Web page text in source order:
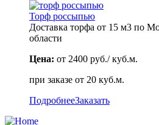
Торф россыпью
Доставка торфа от 15 м3 по
области
Цена: от 2400 руб./ куб.м.
при заказе от 20 куб.м.
ПодробнееЗаказать